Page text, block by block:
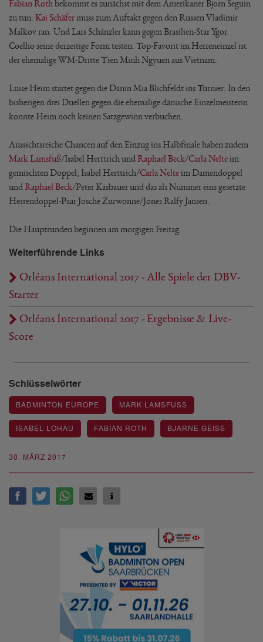
30. MÄRZ 2017
Fabian Roth bekommt es zunächst mit dem Amerikaner Bjorn Seguin
zu tun. Kai Schäfer muss zum Auftakt gegen den Russen Vladimir
Malkov ran. Und Lars Schänzler kann gegen Brasilien-Star Ygor
Coelho seine derzeitige Form testen. Top-Favorit im Herreneinzel ist
der ehemalige WM-Dritte Tien Minh Ngyuen aus Vietnam.
Luise Heim startet gegen die Dänin Mia Blichfeldt ins Turnier. In den
bisherigen drei Duellen gegen die ehemalige dänische Einzelmeisterin
konnte Heim noch keinen Satzgewinn verbuchen.
Aussichtsreiche Chancen auf den Einzug ins Halbfinale haben zudem
Mark Lamsfuß/Isabel Herttrich und Raphael Beck/Carla Nelte im
gemischten Doppel, Isabel Herttrich/Carla Nelte im Damendoppel
und Raphael Beck/Peter Käsbauer und das als Nummer eins gesetzte
Herrendoppel-Paar Josche Zurwonne/Jones Ralfy Jansen.
Die Hauptrunden beginnen am morgigen Freitag.
Weiterführende Links
Orléans International 2017 - Alle Spiele der DBV-
Starter
Orléans International 2017 - Ergebnisse & Live-
Score
Schlüsselwörter
BADMINTON EUROPE MARK LAMSFUSS
ISABEL LOHAU FABIAN ROTH BJARNE GEISS